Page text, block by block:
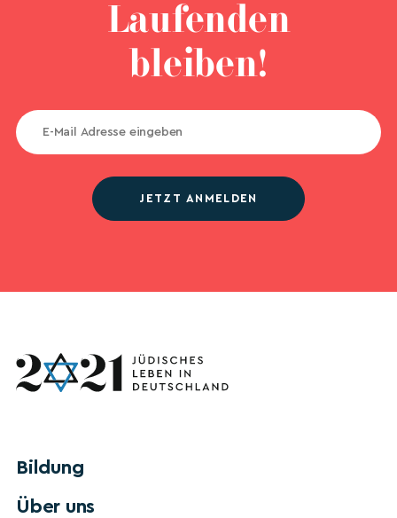
Laufenden
bleiben!
JETZT ANMELDEN
Bildung
Über uns